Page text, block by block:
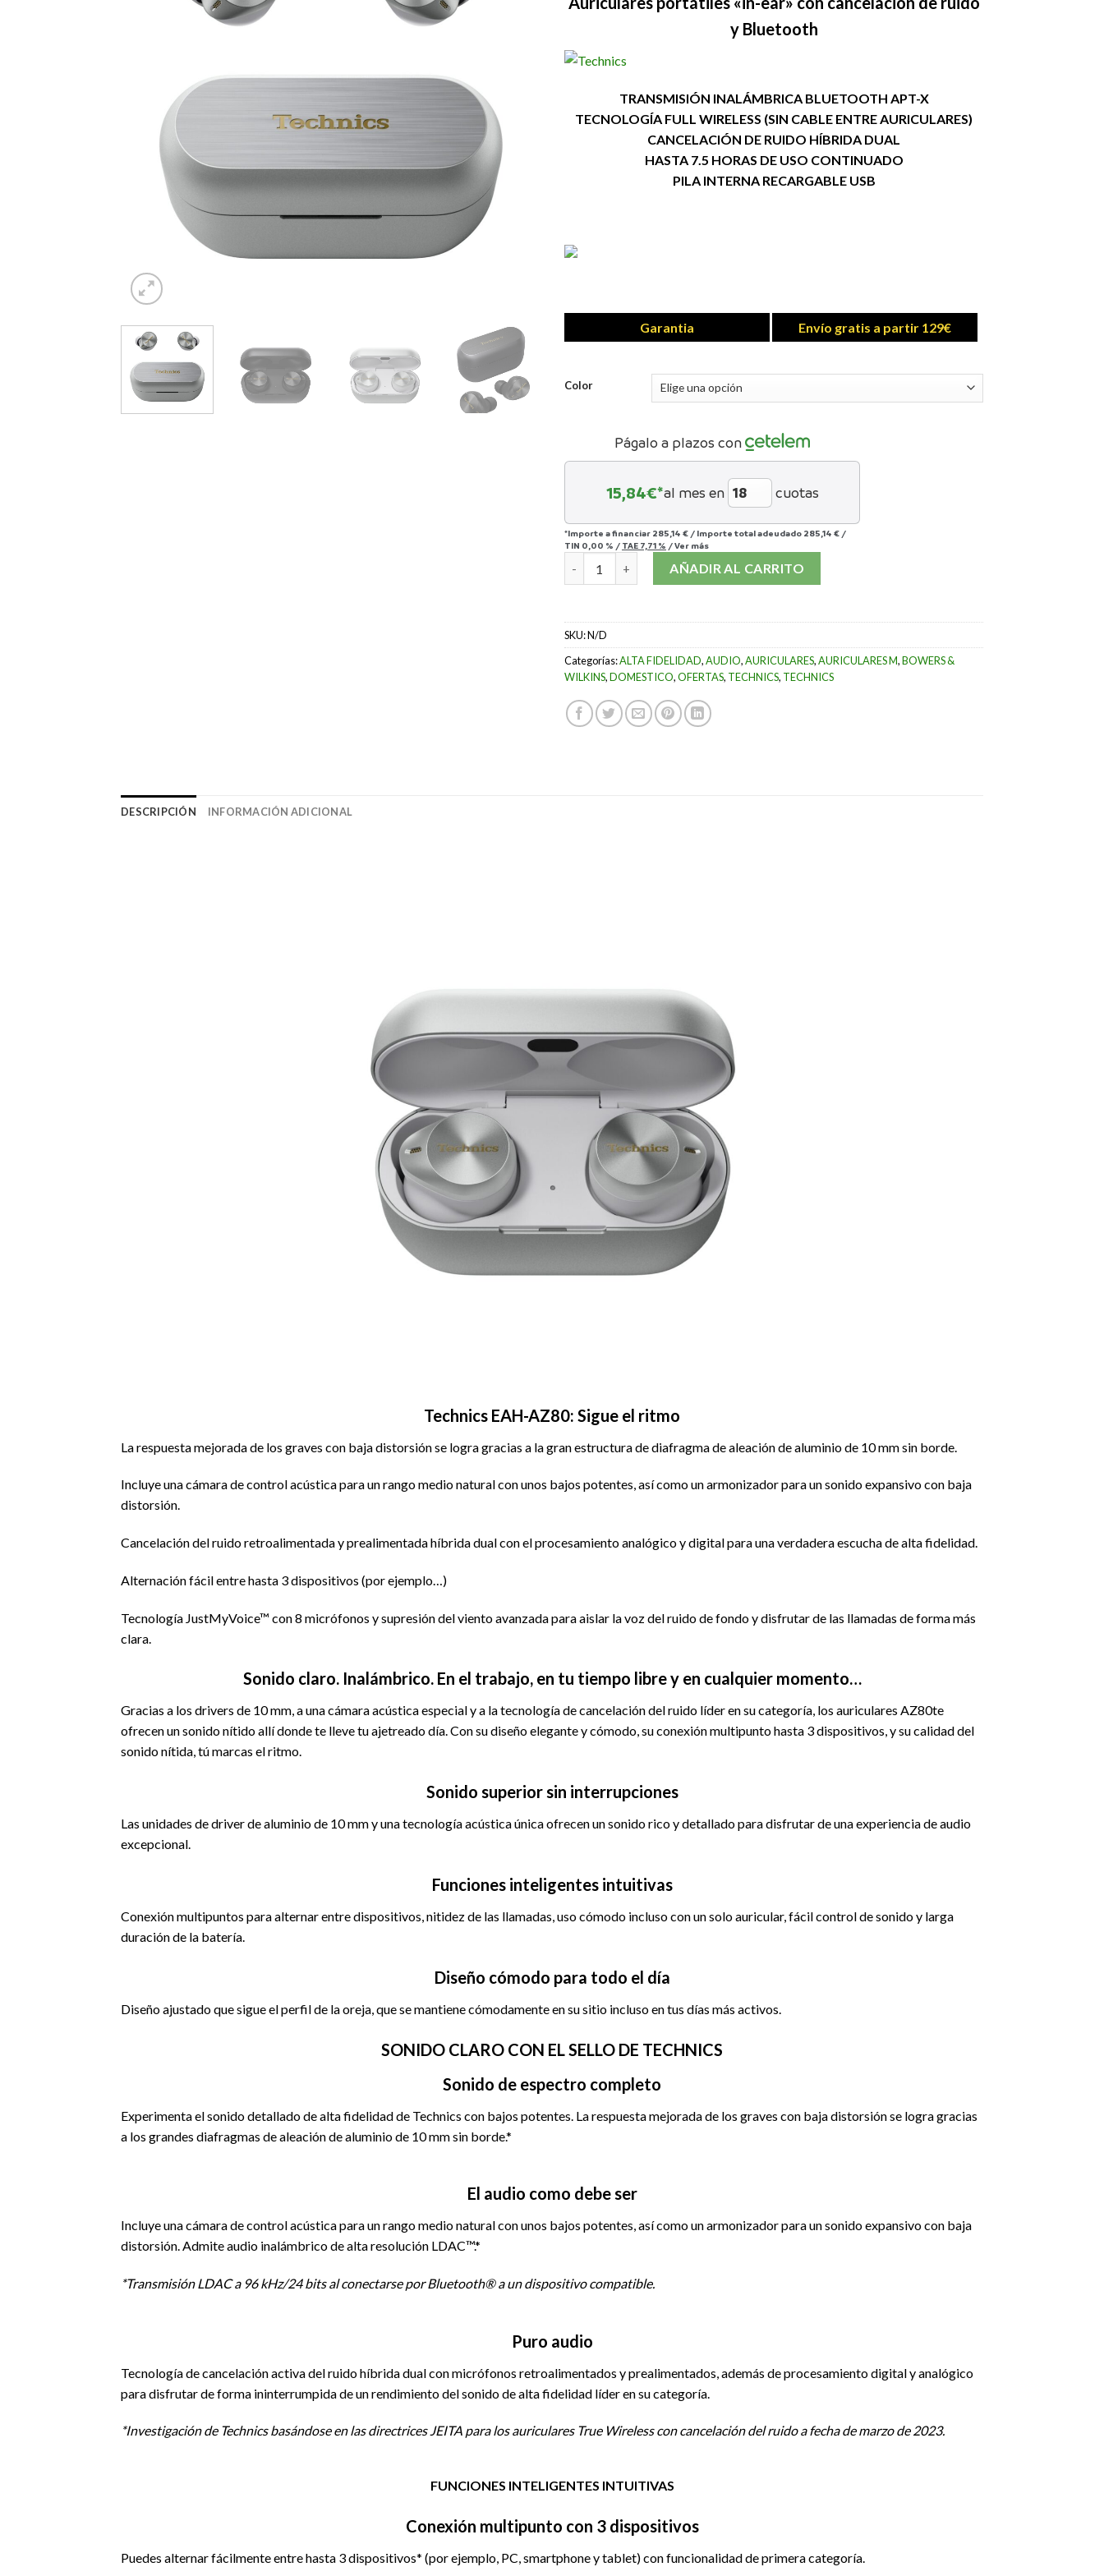
y Bluetooth
TRANSMISIÓN INALÁMBRICA BLUETOOTH APT-X
TECNOLOGÍA FULL WIRELESS (SIN CABLE ENTRE AURICULARES)
CANCELACIÓN DE RUIDO HÍBRIDA DUAL
HASTA 7.5 HORAS DE USO CONTINUADO
PILA INTERNA RECARGABLE USB
Garantia Envío gratis a partir 129€
Color
Págalo a plazos con
15,84€*al mes en cuotas
*Importe a financiar 285,14 € / Importe total adeudado 285,14 € /
TIN 0,00 % / TAE 7,71 % /Ver más
TECHNICS EAH-AZ80 cantidadAÑADIR AL CARRITO
SKU:N/D
Categorías:ALTA FIDELIDAD,AUDIO,AURICULARES,AURICULARES M,BOWERS &
WILKINS,DOMESTICO,OFERTAS, TECHNICS, TECHNICS
DESCRIPCIÓN INFORMACIÓN ADICIONAL
Technics EAH-AZ80: Sigue el ritmo
La respuesta mejorada de los graves con baja distorsión se logra gracias a la gran estructura de diafragma de aleación de aluminio de 10 mm sin borde.
Incluye una cámara de control acústica para un rango medio natural con unos bajos potentes, así como un armonizador para un sonido expansivo con baja
distorsión.
Cancelación del ruido retroalimentada y prealimentada híbrida dual con el procesamiento analógico y digital para una verdadera escucha de alta fidelidad.
Alternación fácil entre hasta 3 dispositivos (por ejemplo…)
Tecnología JustMyVoice™ con 8 micrófonos y supresión del viento avanzada para aislar la voz del ruido de fondo y disfrutar de las llamadas de forma más
clara.
Sonido claro. Inalámbrico. En el trabajo, en tu tiempo libre y en cualquier momento…
Gracias a los drivers de 10 mm, a una cámara acústica especial y a la tecnología de cancelación del ruido líder en su categoría, los auriculares AZ80te
ofrecen un sonido nítido allí donde te lleve tu ajetreado día. Con su diseño elegante y cómodo, su conexión multipunto hasta 3 dispositivos, y su calidad del
sonido nítida, tú marcas el ritmo.
Sonido superior sin interrupciones
Las unidades de driver de aluminio de 10 mm y una tecnología acústica única ofrecen un sonido rico y detallado para disfrutar de una experiencia de audio
excepcional.
Funciones inteligentes intuitivas
Conexión multipuntos para alternar entre dispositivos, nitidez de las llamadas, uso cómodo incluso con un solo auricular, fácil control de sonido y larga
duración de la batería.
Diseño cómodo para todo el día
Diseño ajustado que sigue el perfil de la oreja, que se mantiene cómodamente en su sitio incluso en tus días más activos.
SONIDO CLARO CON EL SELLO DE TECHNICS
Sonido de espectro completo
Experimenta el sonido detallado de alta fidelidad de Technics con bajos potentes. La respuesta mejorada de los graves con baja distorsión se logra gracias
a los grandes diafragmas de aleación de aluminio de 10 mm sin borde.*
El audio como debe ser
Incluye una cámara de control acústica para un rango medio natural con unos bajos potentes, así como un armonizador para un sonido expansivo con baja
distorsión. Admite audio inalámbrico de alta resolución LDAC™.*
*Transmisión LDAC a 96 kHz/24 bits al conectarse por Bluetooth® a un dispositivo compatible.
Puro audio
Tecnología de cancelación activa del ruido híbrida dual con micrófonos retroalimentados y prealimentados, además de procesamiento digital y analógico
para disfrutar de forma ininterrumpida de un rendimiento del sonido de alta fidelidad líder en su categoría.
*Investigación de Technics basándose en las directrices JEITA para los auriculares True Wireless con cancelación del ruido a fecha de marzo de 2023.
FUNCIONES INTELIGENTES INTUITIVAS
Conexión multipunto con 3 dispositivos
Puedes alternar fácilmente entre hasta 3 dispositivos* (por ejemplo, PC, smartphone y tablet) con funcionalidad de primera categoría.